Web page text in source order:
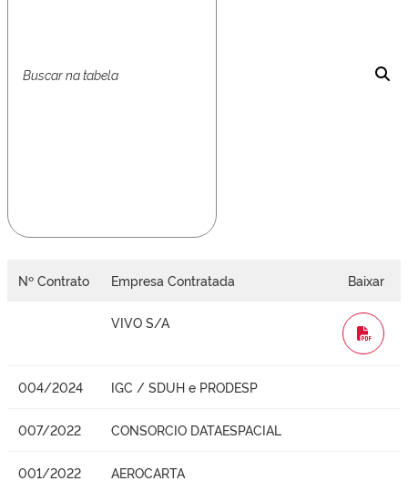
Nº Contrato Empresa Contratada Baixar
VIVO S/A
WORD
004/2024 IGC / SDUH e PRODESP
007/2022 CONSORCIO DATAESPACIAL
001/2022 AEROCARTA